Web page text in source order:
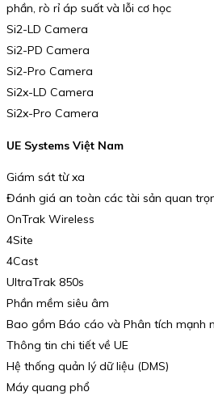
phần, rò rỉ áp suất và lỗi cơ học
Si2-LD Camera
Si2-PD Camera
Si2-Pro Camera
Si2x-LD Camera
Si2x-Pro Camera
UE Systems Việt Nam
Giám sát từ xa
Đánh giá an toàn các tài sản quan
OnTrak Wireless
4Site
4Cast
UltraTrak 850s
Phần mềm siêu âm
Bao gồm Báo cáo và Phân tích mạnh
Thông tin chi tiết về UE
Hệ thống quản lý dữ liệu (DMS)
Máy quang phổ